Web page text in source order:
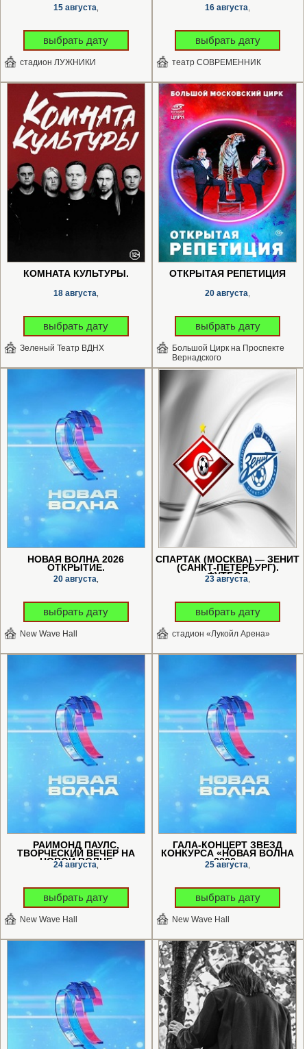
15 августа
выбрать дату
стадион ЛУЖНИКИ
16 августа
выбрать дату
театр СОВРЕМЕННИК
КОМНАТА КУЛЬТУРЫ.
18 августа
выбрать дату
Зеленый Театр ВДНХ
ОТКРЫТАЯ РЕПЕТИЦИЯ
20 августа
выбрать дату
Большой Цирк на Проспекте
Вернадского
НОВАЯ ВОЛНА 2026
ОТКРЫТИЕ.
20 августа
выбрать дату
New Wave Hall
СПАРТАК (МОСКВА) — ЗЕНИТ
(САНКТ-ПЕТЕРБУРГ).
ФУТБОЛ
23 августа
выбрать дату
стадион «Лукойл Арена»
РАЙМОНД ПАУЛС,
ТВОРЧЕСКИЙ ВЕЧЕР НА
«НОВОЙ ВОЛНЕ»
24 августа
выбрать дату
New Wave Hall
ГАЛА-КОНЦЕРТ ЗВЕЗД
КОНКУРСА «НОВАЯ ВОЛНА
2026»
25 августа
выбрать дату
New Wave Hall